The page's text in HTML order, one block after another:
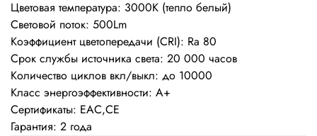
Цветовая температура: 3000K (тепло белый)
Световой поток: 500Lm
Коэффициент цветопередачи (CRI): Ra 80
Срок службы источника света: 20 000 часов
Количество циклов вкл/выкл: до 10000
Класс энергоэффективности: А+
Сертификаты: EAC,CE
Гарантия: 2 года